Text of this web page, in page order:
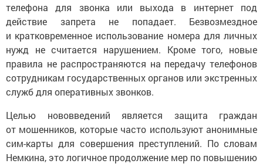
телефона для звонка или выхода в интернет под
действие запрета не попадает. Безвозмездное
и кратковременное использование номера для личных
нужд не считается нарушением. Кроме того, новые
правила не распространяются на передачу телефонов
сотрудникам государственных органов или экстренных
служб для оперативных звонков.
Целью нововведений является защита граждан
от мошенников, которые часто используют анонимные
сим-карты для совершения преступлений. По словам
Немкина, это логичное продолжение мер по повышению